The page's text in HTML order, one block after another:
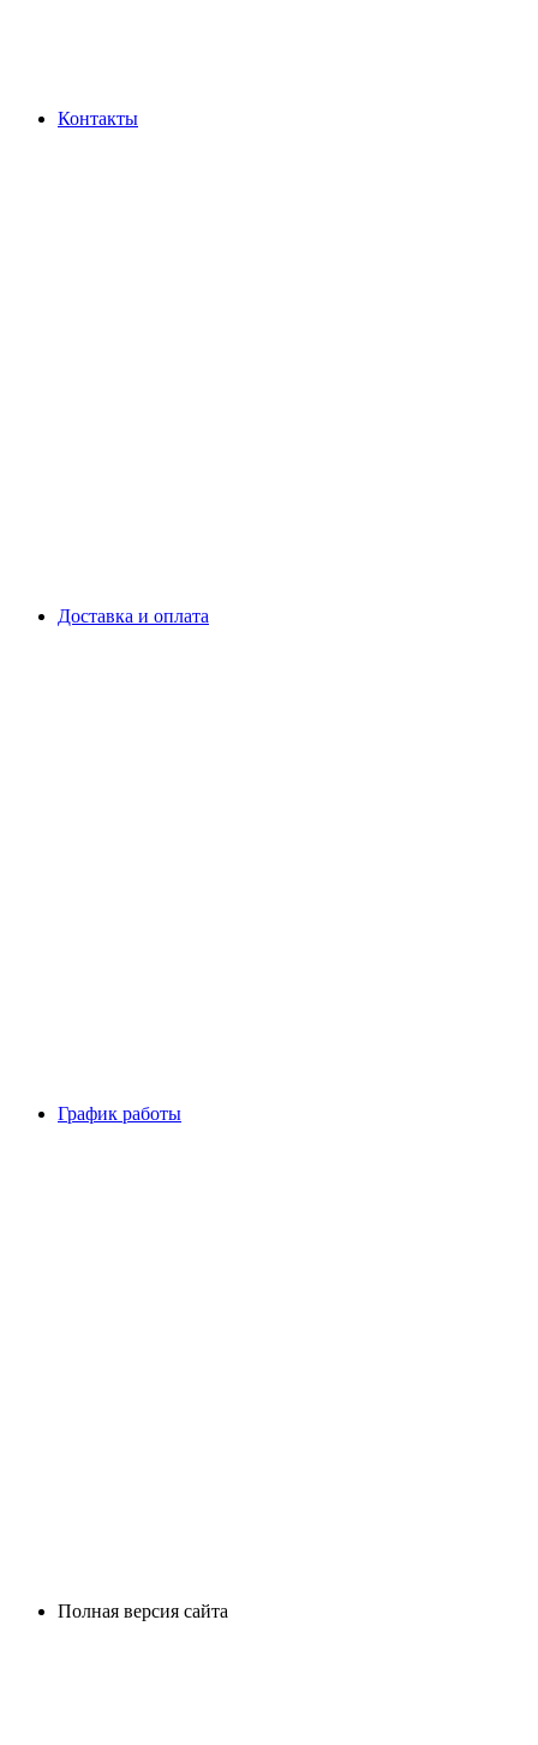
Контакты
Доставка и оплата
График работы
Полная версия сайта